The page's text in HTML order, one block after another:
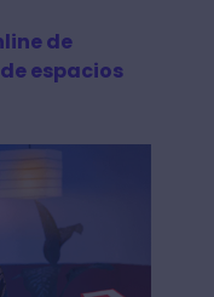
de
espacios